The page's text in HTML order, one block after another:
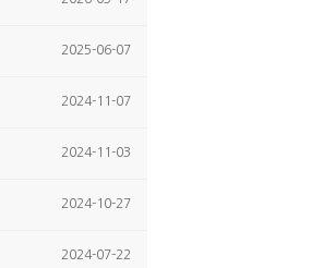
2025-06-07
2024-11-07
2024-11-03
2024-10-27
2024-07-22